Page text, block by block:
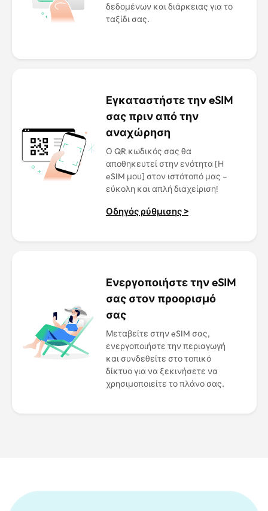
δεδομένων και διάρκειας για το
ταξίδι σας.
Εγκαταστήστε την eSIM
σας πριν από την
αναχώρηση
Ο QR κωδικός σας θα
αποθηκευτεί στην ενότητα [Η
eSIM μου] στον ιστότοπό μας –
εύκολη και απλή διαχείριση!
Οδηγός ρύθμισης >
Ενεργοποιήστε την eSIM
σας στον προορισμό
σας
Μεταβείτε στην eSIM σας,
ενεργοποιήστε την περιαγωγή
και συνδεθείτε στο τοπικό
δίκτυο για να ξεκινήσετε να
χρησιμοποιείτε το πλάνο σας.